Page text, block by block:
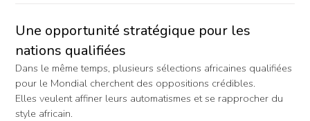
Une opportunité stratégique pour les
nations qualifiées
Dans le même temps, plusieurs sélections africaines qualifiées
pour le Mondial cherchent des oppositions crédibles.
Elles veulent affiner leurs automatismes et se rapprocher du
style africain.